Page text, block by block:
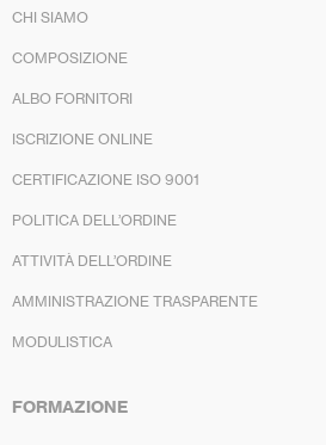
CHI SIAMO
COMPOSIZIONE
ALBO FORNITORI
ISCRIZIONE ONLINE
CERTIFICAZIONE ISO 9001
POLITICA DELL’ORDINE
ATTIVITÀ DELL’ORDINE
AMMINISTRAZIONE TRASPARENTE
MODULISTICA
FORMAZIONE